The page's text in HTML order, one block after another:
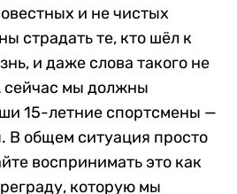
и не чистых
страдать те, кто шёл к
и даже слова такого не
сейчас мы должны
15-летние спортсмены —
В общем ситуация просто
воспринимать это как
которую мы